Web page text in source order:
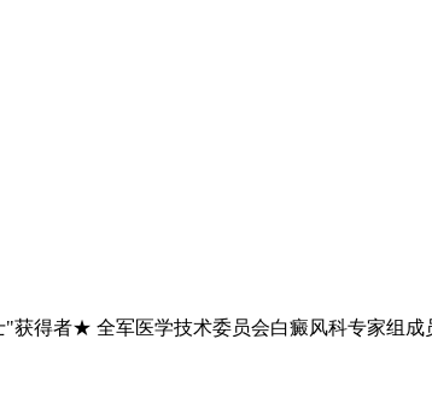
获得者★ 全军医学技术委员会白癜风科专家组